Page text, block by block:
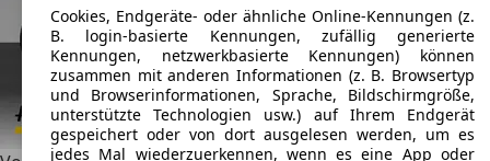
Cookies, Endgeräte- oder ähnliche Online-Kennungen (z.
B. login-basierte Kennungen, zufällig generierte
Kennungen, netzwerkbasierte Kennungen) können
zusammen mit anderen Informationen (z. B. Browsertyp
und Browserinformationen, Sprache, Bildschirmgröße,
unterstützte Technologien usw.) auf Ihrem Endgerät
gespeichert oder von dort ausgelesen werden, um es
jedes Mal wiederzuerkennen, wenn es eine App oder